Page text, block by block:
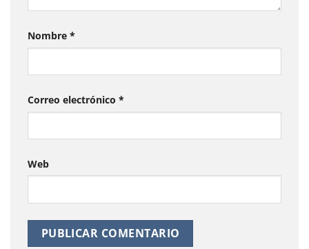
Nombre *
Correo electrónico *
Web